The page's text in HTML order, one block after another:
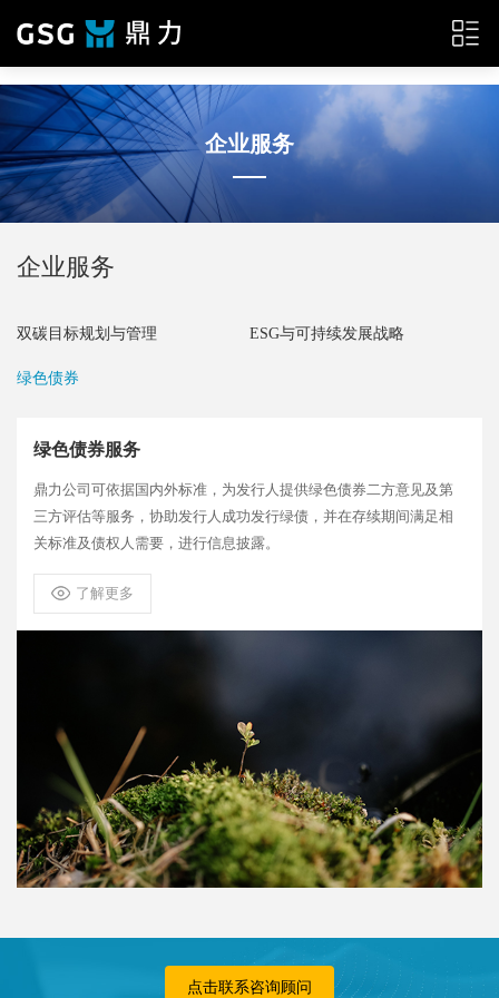
企业服务
企业服务
双碳目标规划与管理 ESG与可持续发展战略
绿色债券
绿色债券服务
鼎力公司可依据国内外标准，为发行人提供绿色债券二方意见及第
三方评估等服务，协助发行人成功发行绿债，并在存续期间满足相
关标准及债权人需要，进行信息披露。
了解更多
点击联系咨询顾问